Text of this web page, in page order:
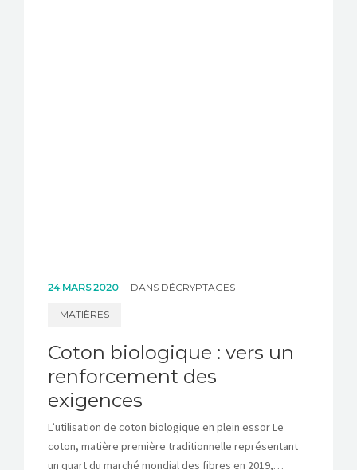
24 MARS 2020 DANS DÉCRYPTAGES
MATIÈRES
Coton biologique : vers un
renforcement des
exigences
L’utilisation de coton biologique en plein essor Le
coton, matière première traditionnelle représentant
un quart du marché mondial des fibres en 2019,…